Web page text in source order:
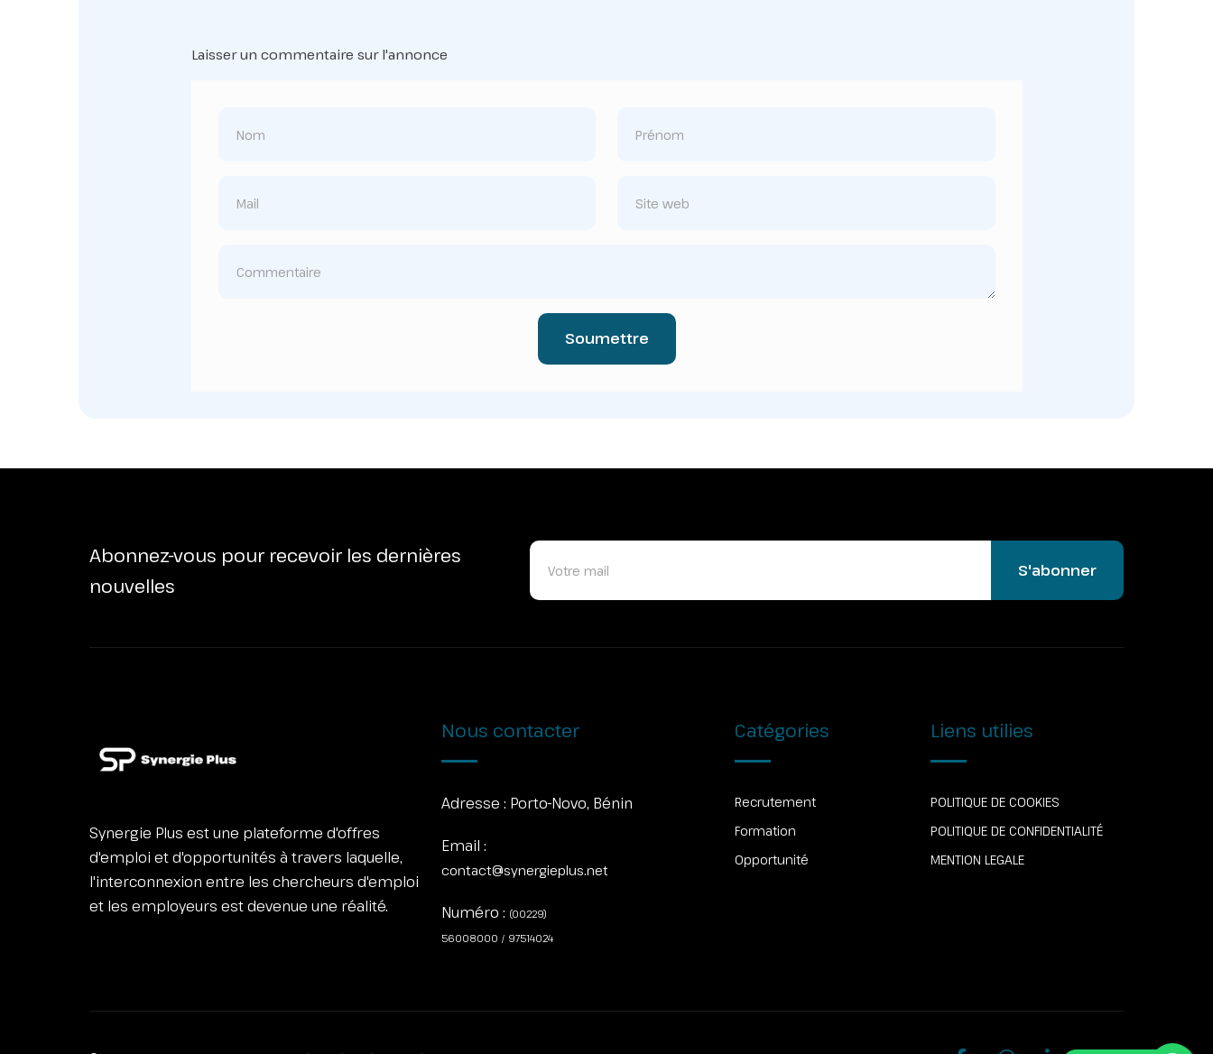
Laisser un commentaire sur l'annonce
Soumettre
Abonnez-vous pour recevoir les dernières
nouvelles
S'abonner
Synergie Plus est une plateforme d'offres
d'emploi et d'opportunités à travers laquelle,
l'interconnexion entre les chercheurs d'emploi
et les employeurs est devenue une réalité.
Nous contacter
Adresse : Porto-Novo, Bénin
Email :
contact@synergieplus.net
Numéro : (00229)
56008000 / 97514024
Catégories
Recrutement
Formation
Opportunité
Liens utilies
POLITIQUE DE COOKIES
POLITIQUE DE CONFIDENTIALITÉ
MENTION LEGALE